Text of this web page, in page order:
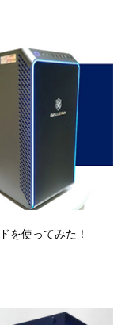
を使ってみた！